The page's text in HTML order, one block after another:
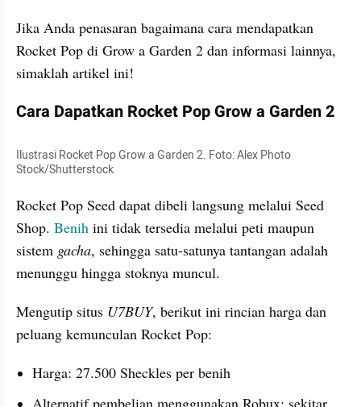
Jika Anda penasaran bagaimana cara mendapatkan
Rocket Pop di Grow a Garden 2 dan informasi lainnya,
simaklah artikel ini!
Cara Dapatkan Rocket Pop Grow a Garden 2
Ilustrasi Rocket Pop Grow a Garden 2. Foto: Alex Photo
Stock/Shutterstock
Rocket Pop Seed dapat dibeli langsung melalui Seed
Shop. Benih ini tidak tersedia melalui peti maupun
sistem gacha, sehingga satu-satunya tantangan adalah
menunggu hingga stoknya muncul.
Mengutip situs U7BUY, berikut ini rincian harga dan
peluang kemunculan Rocket Pop:
Harga: 27.500 Sheckles per benih
Alternatif pembelian menggunakan Robux: sekitar